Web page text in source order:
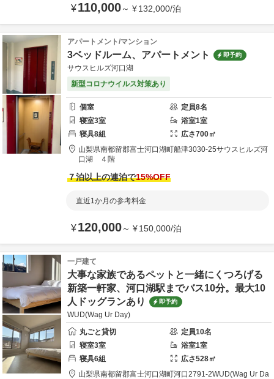
¥110,000～ ¥132,000/泊
アパートメント/マンション
3ベッドルーム、アパートメント 即予約
サウスヒルズ河口湖
新型コロナウイルス対策あり
個室 定員8名
寝室3室 浴室1室
寝具8組 広さ700㎡
山梨県南都留郡富士河口湖町船津3030-25サウスヒルズ河
口湖 ４階
７泊以上の連泊で15%OFF
直近1か月の参考料金
¥120,000～ ¥150,000/泊
一戸建て
大事な家族であるペットと一緒にくつろげる
新築一軒家、河口湖駅までバス10分。最大10
人ドッグランあり
即予約
WUD(Wag Ur Day)
丸ごと貸切
定員10名
寝室3室 浴室1室
寝具6組 広さ528㎡
山梨県南都留郡富士河口湖町河口2791-2WUD(Wag Ur Da